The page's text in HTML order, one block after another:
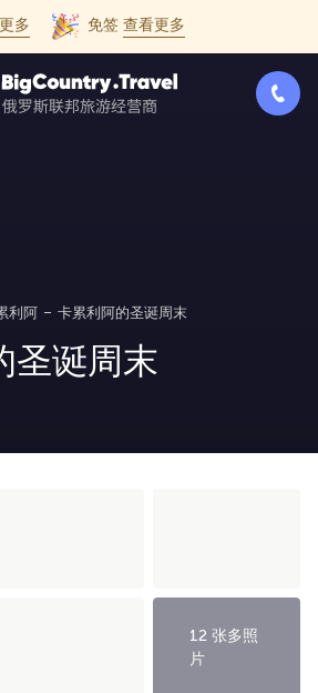
多 免签 查看更多
利阿 卡累利阿的圣诞周末
圣诞周末
12 张多照
片